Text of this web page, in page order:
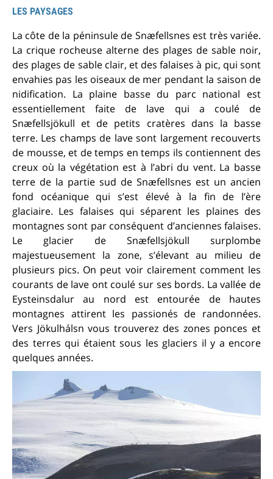
LES PAYSAGES
La côte de la péninsule de Snæfellsnes est très variée.
La crique rocheuse alterne des plages de sable noir,
des plages de sable clair, et des falaises à pic, qui sont
envahies pas les oiseaux de mer pendant la saison de
nidification. La plaine basse du parc national est
essentiellement faite de lave qui a coulé de
Snæfellsjökull et de petits cratères dans la basse
terre. Les champs de lave sont largement recouverts
de mousse, et de temps en temps ils contiennent des
creux où la végétation est à l’abri du vent. La basse
terre de la partie sud de Snæfellsnes est un ancien
fond océanique qui s’est élevé à la fin de l’ère
glaciaire. Les falaises qui séparent les plaines des
montagnes sont par conséquent d’anciennes falaises.
Le glacier de Snæfellsjökull surplombe
majestueusement la zone, s’élevant au milieu de
plusieurs pics. On peut voir clairement comment les
courants de lave ont coulé sur ses bords. La vallée de
Eysteinsdalur au nord est entourée de hautes
montagnes attirent les passionés de randonnées.
Vers Jökulhálsn vous trouverez des zones ponces et
des terres qui étaient sous les glaciers il y a encore
quelques années.